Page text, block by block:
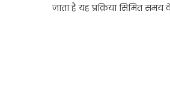
जाता है यह प्रक्रिया सिमित